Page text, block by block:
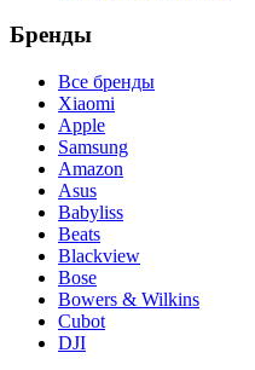
Бренды
Все бренды
Xiaomi
Apple
Samsung
Amazon
Asus
Babyliss
Beats
Blackview
Bose
Bowers & Wilkins
Cubot
DJI